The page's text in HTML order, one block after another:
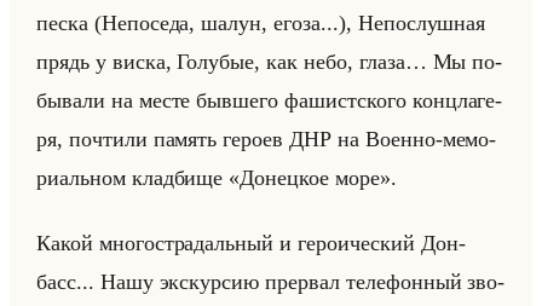
песка (Непо­се­да, шалун, егоза...), Непо­слуш­ная
прядь у виска, Го­лу­бые, как небо, глаза… Мы по­
бы­ва­ли на месте быв­ше­го фа­шист­ско­го конц­ла­ге­
ря, по­чти­ли па­мять ге­ро­ев ДНР на Во­ен­но-ме­мо­
ри­альном клад­би­ще «Донецкое море».
Какой мно­го­стра­дальный и ге­ро­иче­ский Дон­
басс... Нашу экс­кур­сию пре­рвал те­ле­фон­ный зво­